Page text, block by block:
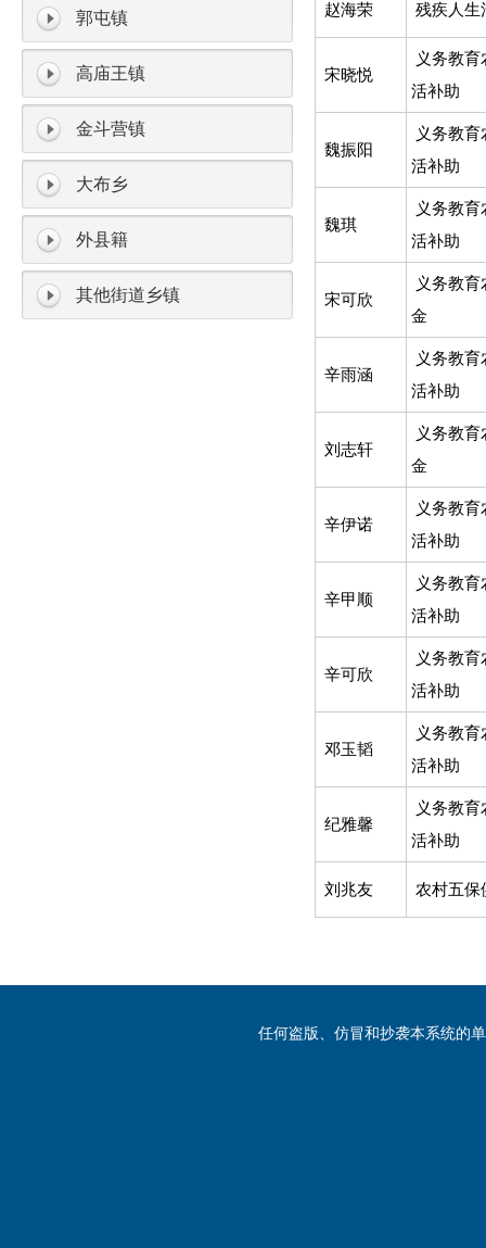
郭屯镇
高庙王镇
金斗营镇
大布乡
外县籍
其他街道乡镇
赵海荣 残疾人生
宋晓悦
义务教
活补助
魏振阳
义务教
活补助
魏琪
义务教
活补助
宋可欣
义务教
金
辛雨涵
义务教
活补助
刘志轩
义务教
金
辛伊诺
义务教
活补助
辛甲顺
义务教
活补助
辛可欣
义务教
活补助
邓玉韬
义务教
活补助
纪雅馨
义务教
活补助
刘兆友 农村五保
任何盗版、仿冒和抄袭本系统的